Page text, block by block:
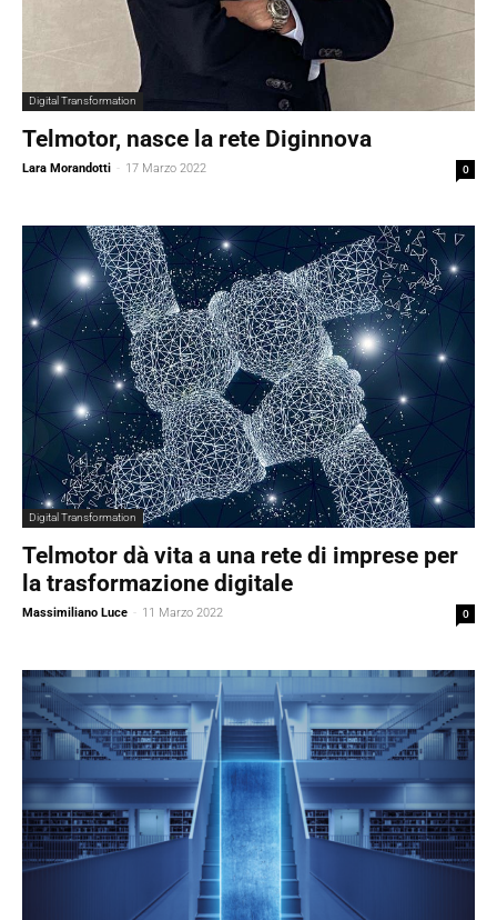
Digital Transformation
Telmotor, nasce la rete Diginnova
Lara Morandotti - 17 Marzo 2022 0
Digital Transformation
Telmotor dà vita a una rete di imprese per
la trasformazione digitale
Massimiliano Luce - 11 Marzo 2022 0